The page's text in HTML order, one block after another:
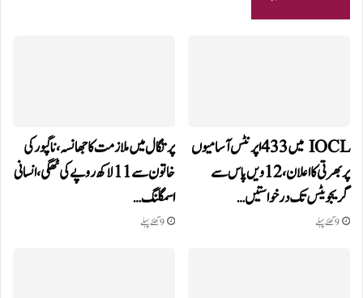
IOCL میں 433 اپرنٹس آسامیوں
پر بھرتی کا اعلان، 12ویں پاس سے
گریجویٹس تک درخواستیں…
9 گھنٹے پہلے
پرتگال میں ملازمت کا جھانسہ،ناگپور کی
خاتون سے 11 لاکھ روپے کی ٹھگی، انسانی
اسمگلنگ…
9 گھنٹے پہلے